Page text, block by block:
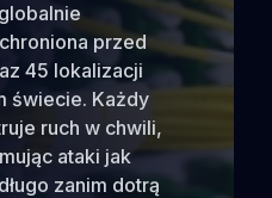
przed
45 lokalizacji
świecie. Każdy
ruch w chwili,
ataki jak
zanim dotrą